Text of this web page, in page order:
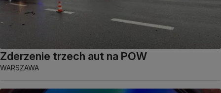
Zderzenie trzech aut na POW
WARSZAWA